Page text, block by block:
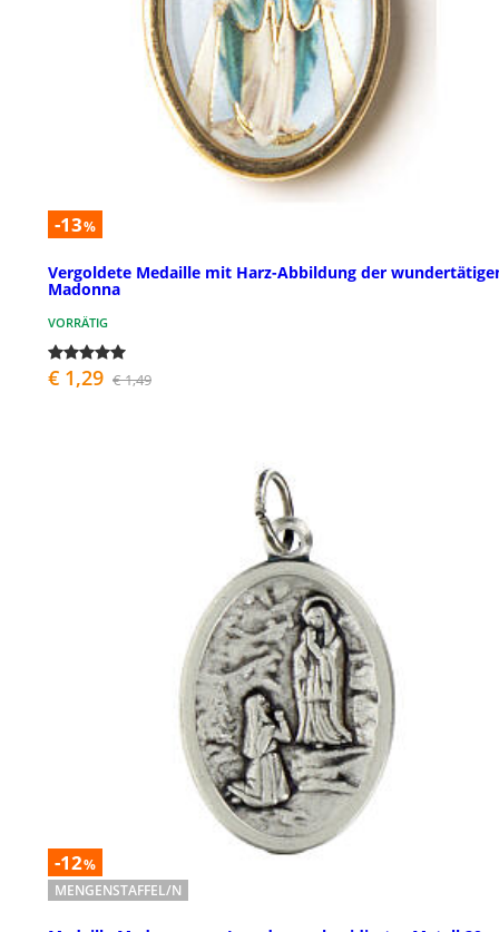
-13%
Vergoldete Medaille mit Harz-Abbildung der
Madonna
VORRÄTIG
€ 1,29 € 1,49
-12%
MENGENSTAFFEL/N